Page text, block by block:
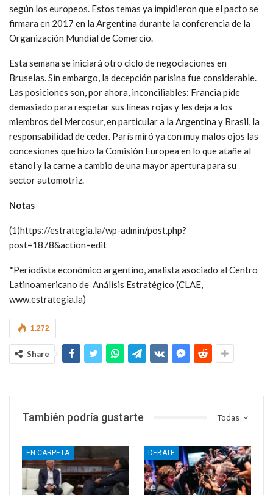
según los europeos. Estos temas ya impidieron que el pacto se
firmara en 2017 en la Argentina durante la conferencia de la
Organización Mundial de Comercio.
Esta semana se iniciará otro ciclo de negociaciones en
Bruselas. Sin embargo, la decepción parisina fue considerable.
Las posiciones son, por ahora, inconciliables: Francia pide
demasiado para respetar sus líneas rojas y les deja a los
miembros del Mercosur, en particular a la Argentina y Brasil, la
responsabilidad de ceder. París miró ya con muy malos ojos las
concesiones que hizo la Comisión Europea en lo que atañe al
etanol y la carne a cambio de una mayor apertura para su
sector automotriz.
Notas
(1)https://estrategia.la/wp-admin/post.php?
post=1878&action=edit
*Periodista económico argentino, analista asociado al Centro
Latinoamericano de Análisis Estratégico (CLAE,
www.estrategia.la)
1.272
Share
Todas
También podría gustarte
EN CARPETA DEBATE